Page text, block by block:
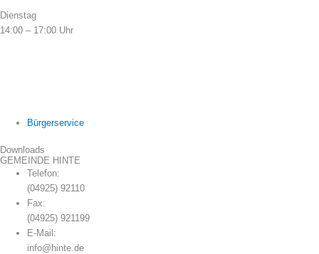
Dienstag
14:00 – 17:00 Uhr
Bürgerservice
Downloads
GEMEINDE HINTE
Telefon:
(04925) 92110
Fax:
(04925) 921199
E-Mail:
info@hinte.de